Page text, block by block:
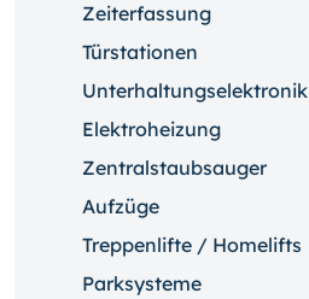
Zeiterfassung
Türstationen
Unterhaltungselektronik
Elektroheizung
Zentralstaubsauger
Aufzüge
Treppenlifte / Homelifts
Parksysteme